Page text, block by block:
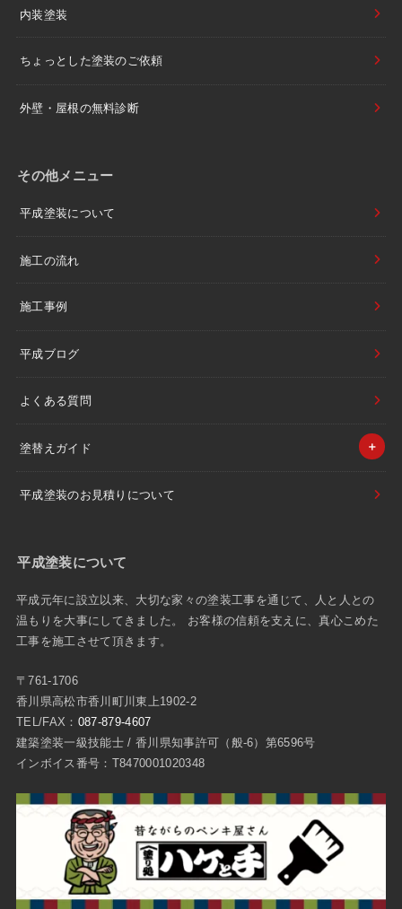
内装塗装
ちょっとした塗装のご依頼
外壁・屋根の無料診断
その他メニュー
平成塗装について
施工の流れ
施工事例
平成ブログ
よくある質問
塗替えガイド
平成塗装のお見積りについて
平成塗装について
平成元年に設立以来、大切な家々の塗装工事を通じて、人と人との
温もりを大事にしてきました。 お客様の信頼を支えに、真心こめた
工事を施工させて頂きます。
〒761-1706
香川県高松市香川町川東上1902-2
TEL/FAX： 087-879-4607
建築塗装一級技能士 / 香川県知事許可（般-6）第6596号
インボイス番号：T8470001020348